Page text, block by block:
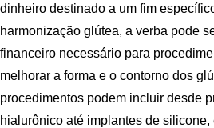
dinheiro destinado a um fim
harmonização glútea, a verba pode
financeiro necessário para
melhorar a forma e o contorno dos
procedimentos podem incluir desde
hialurônico até implantes de